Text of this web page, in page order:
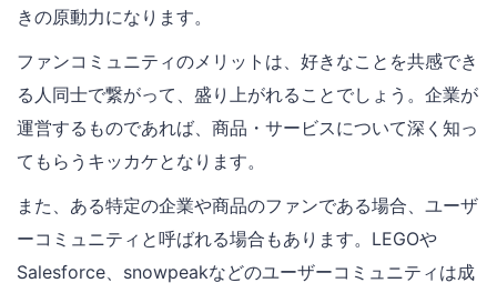
きの原動力になります。
ファンコミュニティのメリットは、好きなことを共感でき
る人同士で繋がって、盛り上がれることでしょう。企業が
運営するものであれば、商品・サービスについて深く知っ
てもらうキッカケとなります。
また、ある特定の企業や商品のファンである場合、ユーザ
ーコミュニティと呼ばれる場合もあります。LEGOや
Salesforce、snowpeakなどのユーザーコミュニティは成